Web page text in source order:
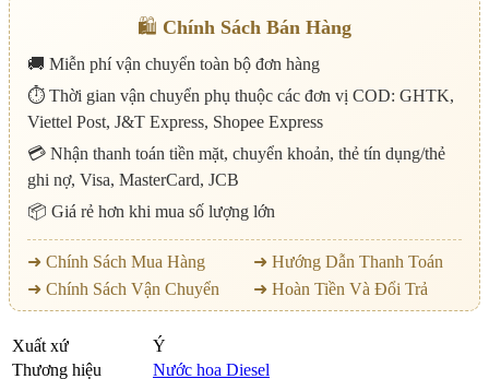
🛍️ Chính Sách Bán Hàng
🚚 Miễn phí vận chuyển toàn bộ đơn hàng
⏱️ Thời gian vận chuyển phụ thuộc các đơn vị COD: GHTK,
Viettel Post, J&T Express, Shopee Express
💳 Nhận thanh toán tiền mặt, chuyển khoản, thẻ tín dụng/thẻ
ghi nợ, Visa, MasterCard, JCB
📦 Giá rẻ hơn khi mua số lượng lớn
➜ Chính Sách Mua Hàng
➜ Hướng Dẫn Thanh Toán
➜ Chính Sách Vận Chuyển
➜ Hoàn Tiền Và Đổi Trả
Xuất xứ
Ý
Thương hiệu
Nước hoa Diesel